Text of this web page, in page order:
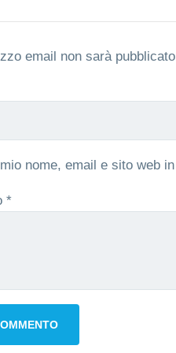
email non sarà
nome, email e sito web
*